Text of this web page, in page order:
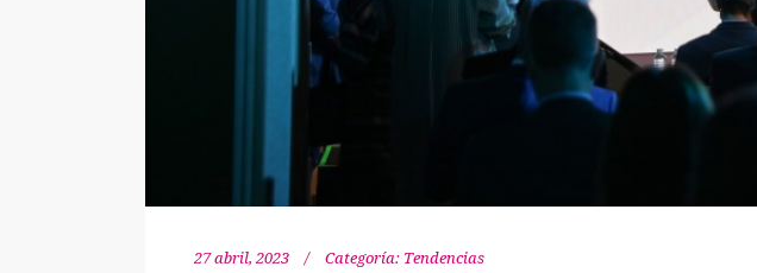
27 abril, 2023 Categoría: Tendencias